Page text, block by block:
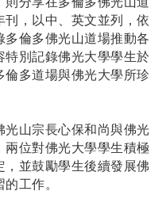
，以中、英文並列，依
倫多佛光山道場推動各
別記錄佛光大學學生於
多道場與佛光大學所珍
光山宗長心保和尚與佛光
兩位對佛光大學學生積極
並鼓勵學生後續發展佛
工作。